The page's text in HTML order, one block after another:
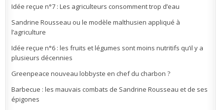
Idée reçue n°7 : Les agriculteurs consomment trop d’eau
Sandrine Rousseau ou le modèle malthusien appliqué à
l’agriculture
Idée reçue n°6 : les fruits et légumes sont moins nutritifs qu’il y a
plusieurs décennies
Greenpeace nouveau lobbyste en chef du charbon ?
Barbecue : les mauvais combats de Sandrine Rousseau et de ses
épigones